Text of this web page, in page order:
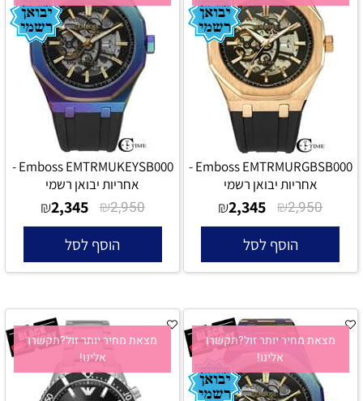
Emboss EMTRMURGBSB000 -
אחריות יבואן רשמי
₪2,950
₪2,345
הוסף לסל
Emboss EMTRMUKEYSB000 -
אחריות יבואן רשמי
₪2,950
₪2,345
הוסף לסל
מצאת מחיר יותר זול?תקשרו
אלינו!
מצאת מחיר יותר זול?תקשרו
אלינו!